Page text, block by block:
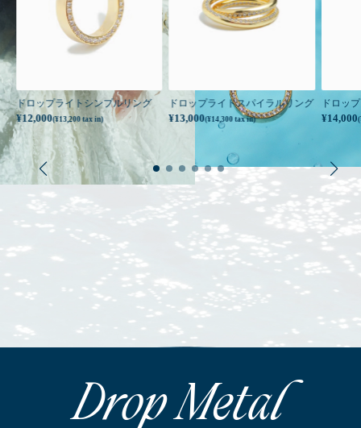
ドロップライトシンプルリング
¥12,000(¥13,200 tax in)
ドロップライトスパイラルリング
¥13,000(¥14,300 tax in)
ドロッ
¥14,000
Drop Metal